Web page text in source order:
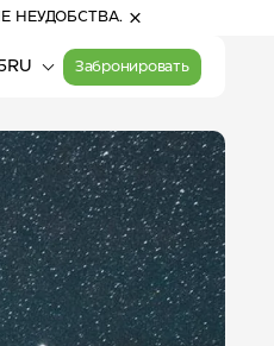
НЕУДОБСТВА.
RU Забронировать
работы
дорог